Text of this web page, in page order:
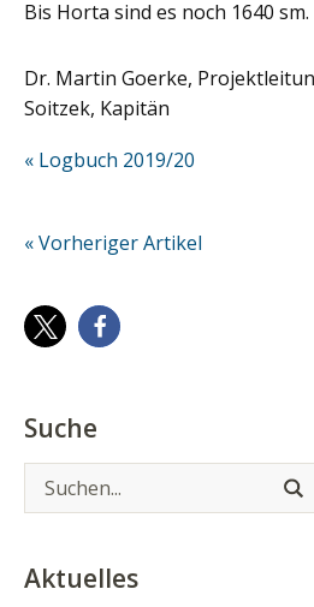
Bis Horta sind es noch 1640 sm.
Dr. Martin Goerke,
Soitzek, Kapitän
« Logbuch 2019/20
« Vorheriger Artikel
Suche
Aktuelles